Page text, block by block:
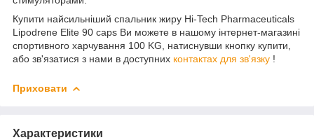
Купити найсильніший спальник жиру Hi-Tech Pharmaceuticals
Lipodrene Elite 90 caps Ви можете в нашому інтернет-магазині
спортивного харчування 100 KG, натиснувши кнопку купити,
або зв'язатися з нами в доступних контактах для зв'язку !
Приховати
Характеристики